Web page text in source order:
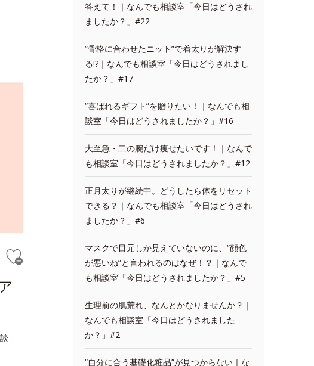
答えて！｜なんでも相談室「今日はどうされ
ましたか？」#22
“骨格に合わせたニット”で着太りが解決す
る!?｜なんでも相談室「今日はどうされまし
たか？」#17
“喜ばれるギフト”を贈りたい！｜なんでも相
談室「今日はどうされましたか？」#16
大至急・二の腕だけ痩せたいです！｜なんで
も相談室「今日はどうされましたか？」#12
正月太りが継続中。どうしたら体をリセット
できる？｜なんでも相談室「今日はどうされ
ましたか？」#6
マスクで目元しか見えていないのに、“顔色
が悪いね”と言われるのはなぜ！？｜なんで
も相談室「今日はどうされましたか？」#5
生理前の肌荒れ、なんとかなりませんか？｜
なんでも相談室「今日はどうされました
か？」#2
“自分に合う基礎化粧品”が見つからない｜な